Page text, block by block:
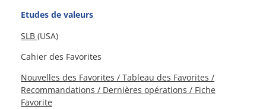
Etudes de valeurs
SLB (USA)
Cahier des Favorites
Nouvelles des Favorites / Tableau des Favorites /
Recommandations / Dernières opérations / Fiche
Favorite